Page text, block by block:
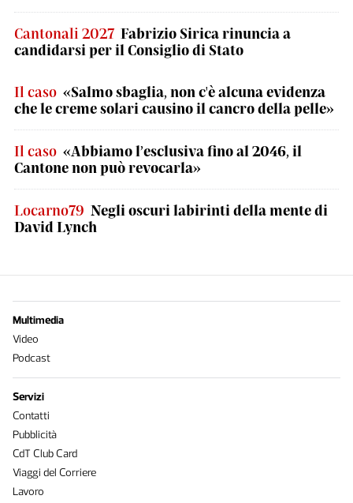
Cantonali 2027 Fabrizio Sirica rinuncia a
candidarsi per il Consiglio di Stato
Il caso «Salmo sbaglia, non c'è alcuna evidenza
che le creme solari causino il cancro della pelle»
Il caso «Abbiamo l’esclusiva fino al 2046, il
Cantone non può revocarla»
Locarno79 Negli oscuri labirinti della mente di
David Lynch
Multimedia
Video
Podcast
Servizi
Contatti
Pubblicità
CdT Club Card
Viaggi del Corriere
Lavoro